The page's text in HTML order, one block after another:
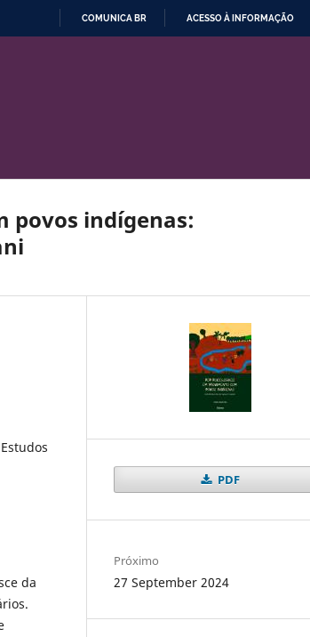
COMUNICA BR ACESSO À INFORMAÇÃO
povos indígenas:
da
PDF
Próximo
27 September 2024